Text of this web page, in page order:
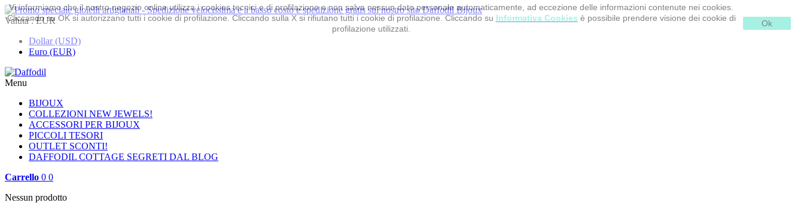
Valuta : EUR
Dollar (USD)
Euro (EUR)
Menu
BIJOUX
COLLEZIONI NEW JEWELS!
ACCESSORI PER BIJOUX
PICCOLI TESORI
OUTLET SCONTI!
DAFFODIL COTTAGE SEGRETI DAL BLOG
Carrello 0 0
Nessun prodotto
Vi informiamo che il nostro negozio online utilizza i cookies tecnici e di profilazione e non salva nessun dato personale automaticamente, ad eccezione delle informazioni contenute nei cookies.
Cliccando su OK si autorizzano tutti i cookie di profilazione. Cliccando sulla X si rifiutano tutti i cookie di profilazione. Cliccando su Informativa Cookies è possibile prendere visione dei cookie di
profilazione utilizzati.
Ok